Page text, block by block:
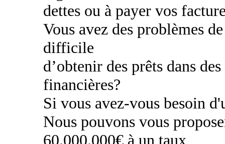
dettes ou à payer vos
Vous avez des problèmes
difficile
d’obtenir des prêts dans
financières?
Si vous avez-vous besoin
Nous pouvons vous
60.000.000€ à un taux